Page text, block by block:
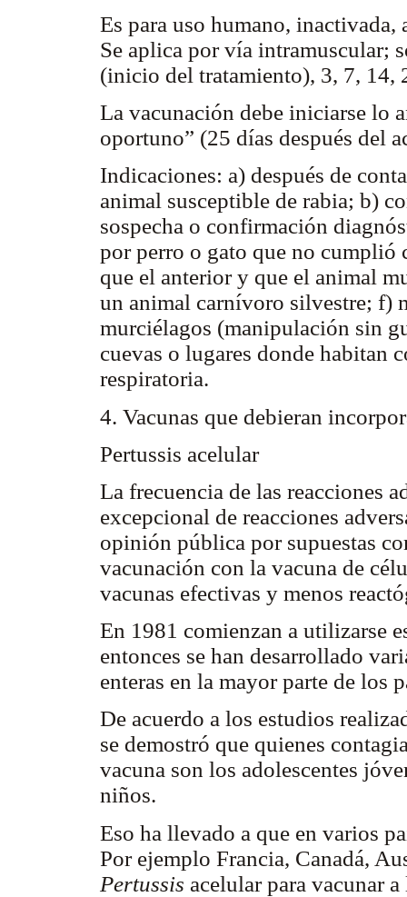
Es para uso humano,
Se aplica por vía intramuscular;
(inicio del tratamiento), 3, 7, 14,
La vacunación debe iniciarse lo
oportuno” (25 días después del
Indicaciones: a) después de
animal susceptible de rabia; b)
sospecha o confirmación
por perro o gato que no cumplió
que el anterior y que el animal
un animal carnívoro silvestre; f)
murciélagos (manipulación sin
cuevas o lugares donde habitan
respiratoria.
4. Vacunas que debieran
Pertussis acelular
La frecuencia de las reacciones
excepcional de reacciones
opinión pública por supuestas
vacunación con la vacuna de
vacunas efectivas y menos
En 1981 comienzan a utilizarse
entonces se han desarrollado
enteras en la mayor parte de los
De acuerdo a los estudios
se demostró que quienes
vacuna son los adolescentes
niños.
Eso ha llevado a que en varios
Por ejemplo Francia, Canadá,
Pertussis acelular para vacunar